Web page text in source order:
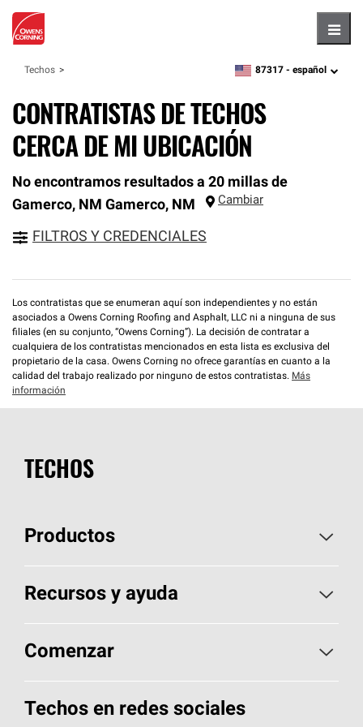
Techos zipcode, language
87317 - español
CONTRATISTAS DE TECHOS
CERCA DE MI UBICACIÓN
No encontramos resultados a 20 millas de
Gamerco, NM Gamerco, NM Cambiar
FILTROS Y CREDENCIALES
Los contratistas que se enumeran aquí son independientes y no están
asociados a Owens Corning Roofing and Asphalt, LLC ni a ninguna de sus
filiales (en su conjunto, “Owens Corning”). La decisión de contratar a
cualquiera de los contratistas mencionados en esta lista es exclusiva del
propietario de la casa. Owens Corning no ofrece garantías en cuanto a la
calidad del trabajo realizado por ninguno de estos contratistas. Más
información
TECHOS
Productos
Elija sus tejas
Encuentre un contratista
Componentes para techos
Recursos y ayuda
Aspectos básicos sobre techos
Herramientas de diseño y color
Comenzar
Llame al 1-800-GET-PINK®
Techos en redes sociales